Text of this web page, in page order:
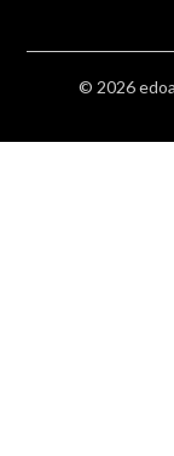
© 2026